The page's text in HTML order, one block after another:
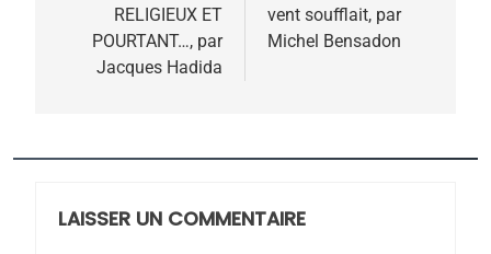
l’article
RELIGIEUX ET
POURTANT…, par
Jacques Hadida
vent soufflait, par
Michel Bensadon
LAISSER UN COMMENTAIRE
rapport d’ADL contre
FRANCE ISRAÉL